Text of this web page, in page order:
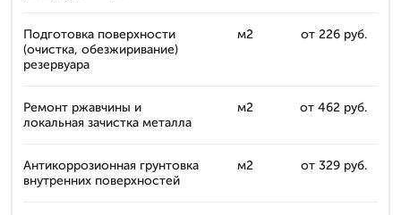
Подготовка поверхности
(очистка, обезжиривание)
резервуара
м2 от 226 руб.
Ремонт ржавчины и
локальная зачистка металла
м2 от 462 руб.
Антикоррозионная грунтовка
внутренних поверхностей
м2 от 329 руб.